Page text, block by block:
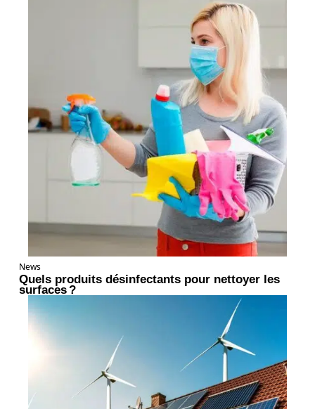
News
Quels produits désinfectants pour nettoyer les
surfaces ?